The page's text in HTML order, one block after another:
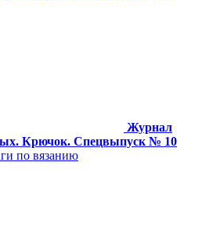
Журнал
Крючок. Спецвыпуск № 10
по вязанию